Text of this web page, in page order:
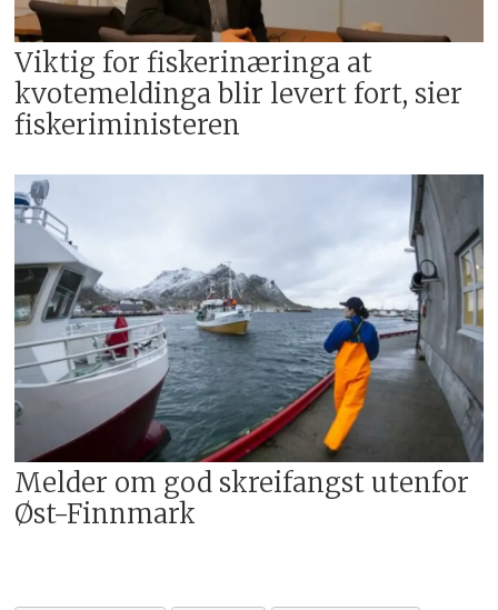
Viktig for fiskerinæringa at
kvotemeldinga blir levert fort, sier
fiskeriministeren
Melder om god skreifangst utenfor
Øst-Finnmark